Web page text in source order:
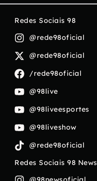
Redes Sociais 98
@rede98oficial
@rede98oficial
/rede98oficial
@98live
@98liveesportes
@98liveshow
@rede98oficial
Redes Sociais 98 News